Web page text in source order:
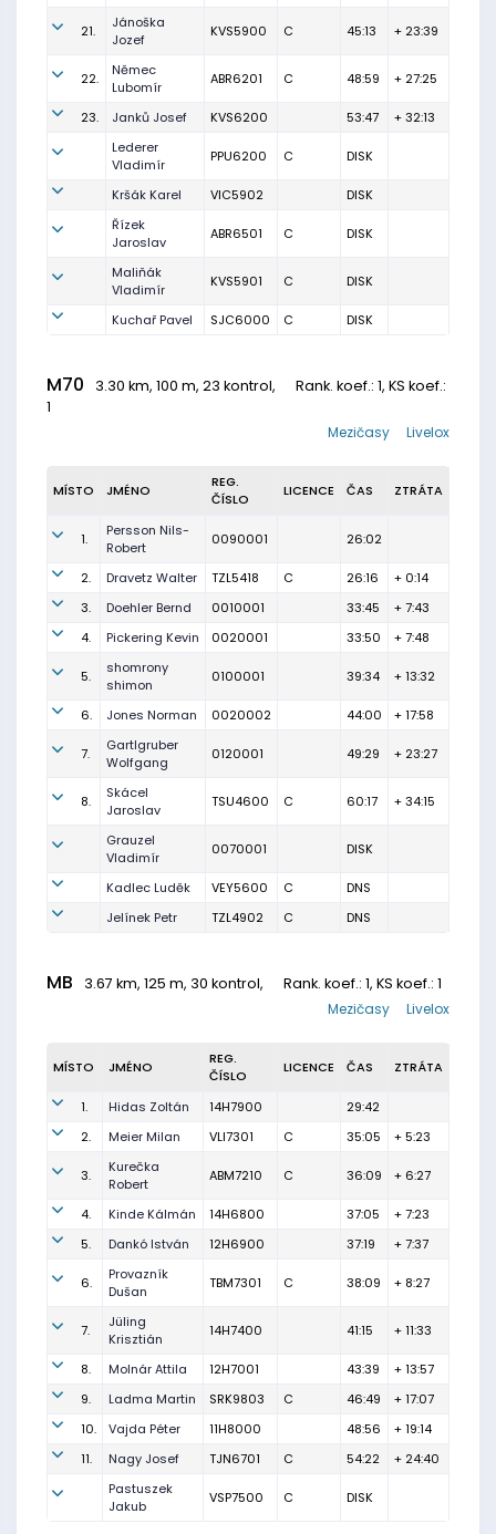
21.
Jánoška
Jozef
KVS5900 C 45:13 + 23:39
22.
Němec
Lubomír
ABR6201 C 48:59 + 27:25
23. Janků Josef KVS6200 53:47
+ 32:13
Lederer
Vladimír
PPU6200 C DISK
Kršák Karel VIC5902
DISK
Řízek
Jaroslav
ABR6501 C DISK
Maliňák
Vladimír
KVS5901 C DISK
Kuchař Pavel SJC6000 C DISK
M70 3.30 km, 100 m, 23 kontrol, Rank. koef.: 1, KS koef.:
1
Livelox
Mezičasy
MÍSTO JMÉNO
REG.
ČÍSLO
LICENCE ČAS ZTRÁTA
1.
Persson Nils-
Robert
0090001 26:02
2. Dravetz Walter TZL5418 C 26:16
+ 0:14
3.
Doehler Bernd 0010001 33:45
+ 7:43
4.
Pickering Kevin 0020001 33:50 + 7:48
5.
shomrony
shimon
0100001 39:34 + 13:32
6. Jones Norman 0020002 44:00 + 17:58
7.
Gartlgruber
Wolfgang
0120001 49:29 + 23:27
8.
Skácel
Jaroslav
TSU4600 C 60:17 + 34:15
Grauzel
Vladimír
0070001 DISK
Kadlec Luděk VEY5600 C
DNS
Jelínek Petr
TZL4902 C DNS
MB 3.67 km, 125 m, 30 kontrol, Rank. koef.: 1, KS koef.: 1
Livelox
Mezičasy
MÍSTO JMÉNO
REG.
ČÍSLO
LICENCE ČAS ZTRÁTA
1. Hidas Zoltán 14H7900
29:42
2.
Meier Milan VLI7301 C 35:05 + 5:23
3.
Kurečka
Robert
ABM7210 C 36:09 + 6:27
4. Kinde Kálmán 14H6800 37:05
+ 7:23
5.
Dankó István 12H6900 37:19 + 7:37
6.
Provazník
Dušan
TBM7301 C 38:09 + 8:27
7.
Jüling
Krisztián
14H7400 41:15 + 11:33
8. Molnár Attila 12H7001 43:39
+ 13:57
9.
Ladma Martin SRK9803 C 46:49
+ 17:07
10.
Vajda Péter 11H8000 48:56
+ 19:14
11.
Nagy Josef TJN6701 C 54:22
+ 24:40
Pastuszek
Jakub
VSP7500 C DISK